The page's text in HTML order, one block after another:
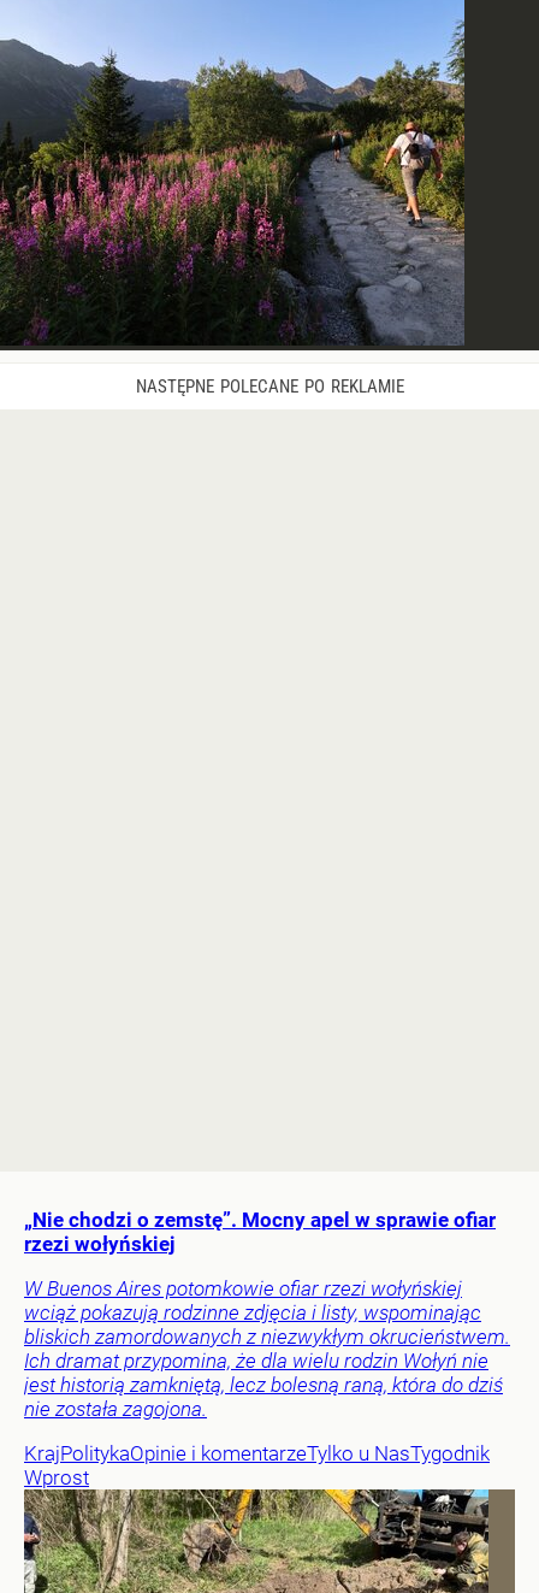
„Nie chodzi o zemstę”. Mocny apel w sprawie ofiar
rzezi wołyńskiej
W Buenos Aires potomkowie ofiar rzezi wołyńskiej
wciąż pokazują rodzinne zdjęcia i listy, wspominając
bliskich zamordowanych z niezwykłym okrucieństwem.
Ich dramat przypomina, że dla wielu rodzin Wołyń nie
jest historią zamkniętą, lecz bolesną raną, która do dziś
nie została zagojona.
KrajPolitykaOpinie i komentarzeTylko u NasTygodnik
Wprost